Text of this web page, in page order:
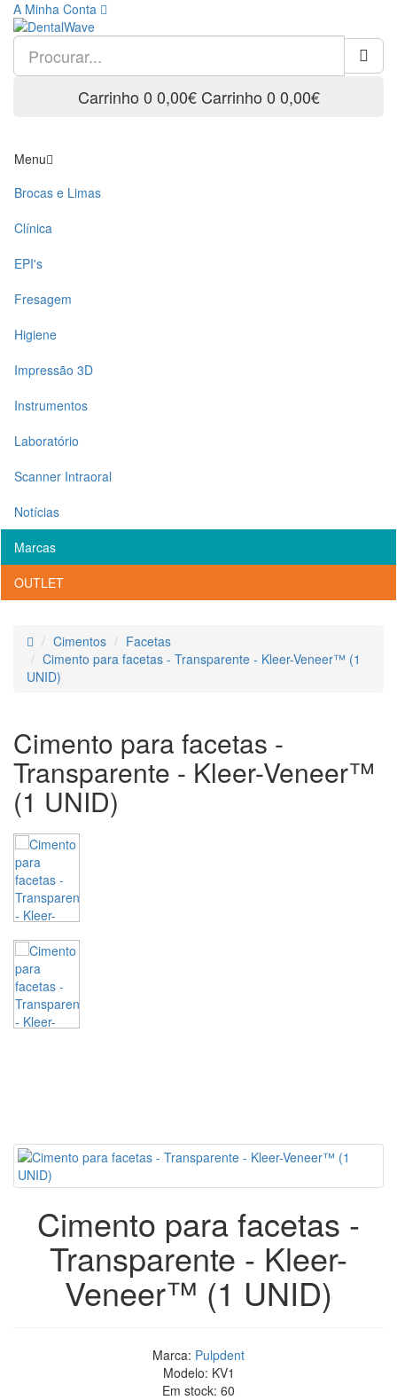
A Minha Conta
Carrinho 0 0,00€ Carrinho 0 0,00€
Menu
Brocas e Limas
Clínica
EPI's
Fresagem
Higiene
Impressão 3D
Instrumentos
Laboratório
Scanner Intraoral
Notícias
Marcas
OUTLET
Cimentos
Facetas
Cimento para facetas - Transparente - Kleer-Veneer™ (1
UNID)
Cimento para facetas -
Transparente - Kleer-Veneer™
(1 UNID)
Cimento para facetas -
Transparente - Kleer-
Veneer™ (1 UNID)
Marca: Pulpdent
Modelo: KV1
Em stock: 60